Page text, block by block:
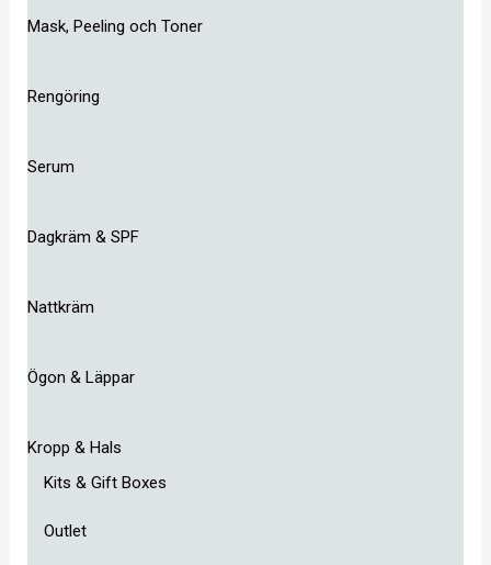
Mask, Peeling och Toner
Rengöring
Serum
Dagkräm & SPF
Nattkräm
Ögon & Läppar
Kropp & Hals
Kits & Gift Boxes
Outlet